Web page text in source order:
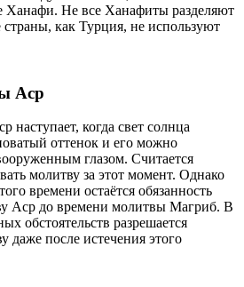
Ханафи. Не все Ханафиты разделяют
как Турция, не используют
Аср
наступает, когда свет солнца
оттенок и его можно
глазом. Считается
молитву за этот момент. Однако
времени остаётся обязанность
Аср до времени молитвы Магриб. В
обстоятельств разрешается
даже после истечения этого